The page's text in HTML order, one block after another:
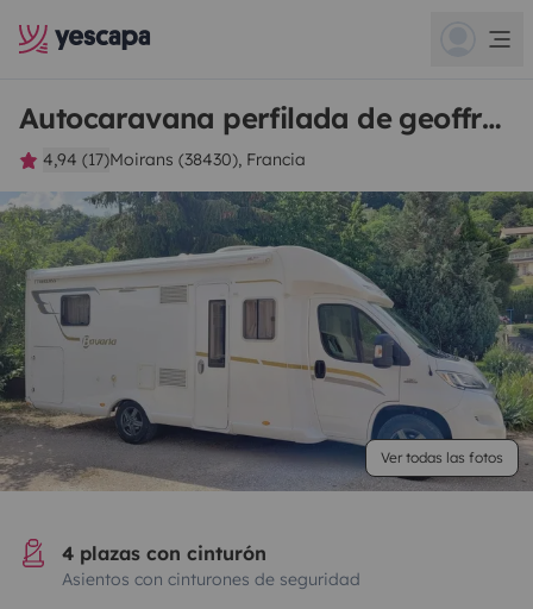
Autocaravana perfilada de geoffrey
4,94 (17)Moirans (38430), Francia
Ver todas las fotos
4 plazas con cinturón
Asientos con cinturones de seguridad